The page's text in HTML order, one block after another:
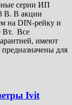
серии ИП
В. В акции
на DIN-рейку и
Вт. Все
имеют
для
Ivit